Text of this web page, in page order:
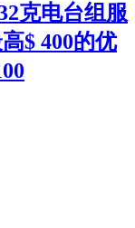
克电台组服
$ 400的优